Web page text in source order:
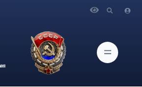
МИА «Россия сегодня»